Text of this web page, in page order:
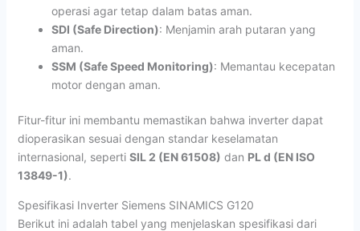
operasi agar tetap dalam batas aman.
SDI (Safe Direction): Menjamin arah putaran yang
aman.
SSM (Safe Speed Monitoring): Memantau kecepatan
motor dengan aman.
Fitur-fitur ini membantu memastikan bahwa inverter dapat
dioperasikan sesuai dengan standar keselamatan
internasional, seperti SIL 2 (EN 61508) dan PL d (EN ISO
13849-1).
Spesifikasi Inverter Siemens SINAMICS G120
Berikut ini adalah tabel yang menjelaskan spesifikasi dari